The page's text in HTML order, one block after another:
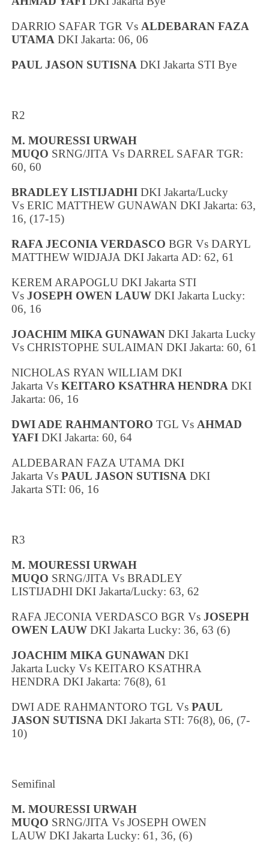
DARRIO SAFAR TGR VsALDEBARAN FAZA
UTAMA DKI Jakarta: 06, 06
PAUL JASON SUTISNA DKI Jakarta STI Bye
R2
M. MOURESSI URWAH
MUQO SRNG/JITAVsDARREL SAFAR TGR:
60, 60
BRADLEY LISTIJADHI DKI Jakarta/Lucky
VsERIC MATTHEW GUNAWAN DKI Jakarta: 63,
16, (17-15)
RAFA JECONIA VERDASCO BGR VsDARYL
MATTHEW WIDJAJA DKI Jakarta AD: 62, 61
KEREM ARAPOGLUDKI Jakarta STI
VsJOSEPH OWEN LAUW DKI Jakarta Lucky:
06, 16
JOACHIM MIKA GUNAWAN DKI Jakarta Lucky
VsCHRISTOPHE SULAIMAN DKI Jakarta: 60, 61
NICHOLAS RYAN WILLIAMDKI
Jakarta VsKEITARO KSATHRA HENDRA DKI
Jakarta: 06, 16
DWI ADE RAHMANTORO TGL VsAHMAD
YAFIDKI Jakarta: 60, 64
ALDEBARAN FAZA UTAMADKI
Jakarta VsPAUL JASON SUTISNA DKI
Jakarta STI: 06, 16
R3
M. MOURESSI URWAH
MUQO SRNG/JITAVsBRADLEY
LISTIJADHIDKI Jakarta/Lucky: 63, 62
RAFA JECONIA VERDASCO BGRVsJOSEPH
OWEN LAUW DKI Jakarta Lucky: 36, 63 (6)
JOACHIM MIKA GUNAWAN DKI
Jakarta LuckyVsKEITARO KSATHRA
HENDRA DKI Jakarta: 76(8), 61
DWI ADE RAHMANTORO TGLVsPAUL
JASON SUTISNA DKI Jakarta STI: 76(8), 06, (7-
10)
Semifinal
M. MOURESSI URWAH
MUQO SRNG/JITAVsJOSEPH OWEN
LAUW DKI Jakarta Lucky: 61, 36, (6)